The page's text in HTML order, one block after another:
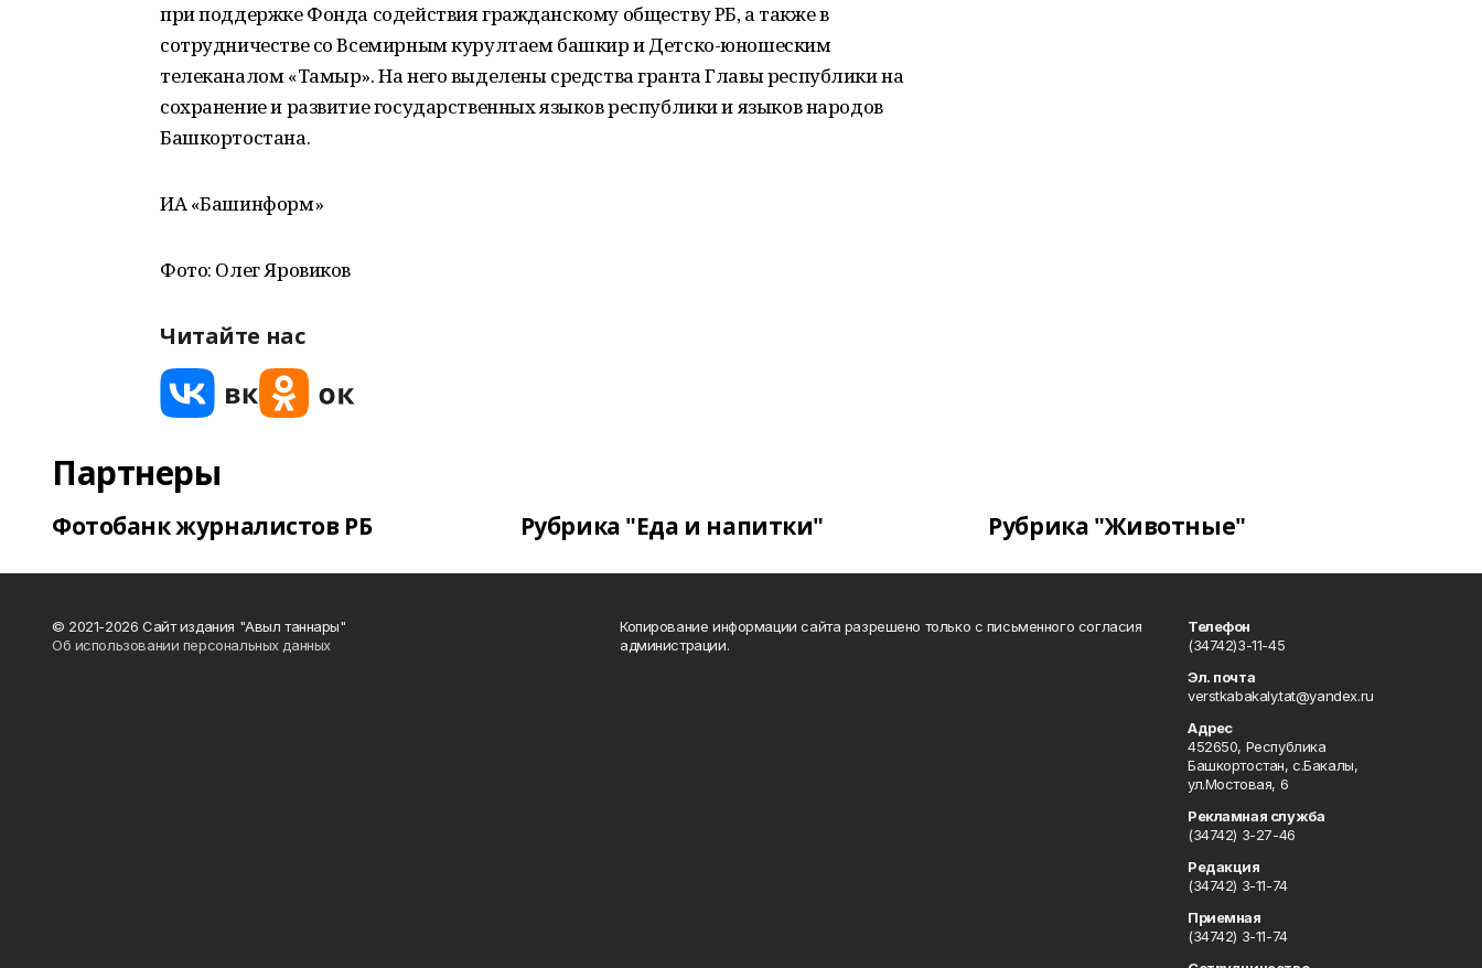
при поддержке Фонда содействия гражданскому обществу РБ, а также в
сотрудничестве со Всемирным курултаем башкир и Детско-юношеским
телеканалом «Тамыр». На него выделены средства гранта Главы республики на
сохранение и развитие государственных языков республики и языков народов
Башкортостана.
ИА «Башинформ»
Фото: Олег Яровиков
Читайте нас
Партнеры
Фотобанк журналистов РБ Рубрика "Еда и напитки" Рубрика "Животные"
© 2021-2026 Сайт издания "Авыл таннары"
Об использовании персональных данных
Копирование информации сайта разрешено только с письменного согласия
администрации.
Телефон
(34742)3-11-45
Эл. почта
verstkabakaly.tat@yandex.ru
Адрес
452650, Республика
Башкортостан, с.Бакалы,
ул.Мостовая, 6
Рекламная служба
(34742) 3-27-46
Редакция
(34742) 3-11-74
Приемная
(34742) 3-11-74